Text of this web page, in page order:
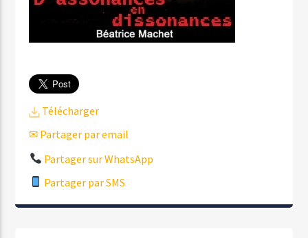
Télécharger
✉ Partager par email
Partager sur WhatsApp
Partager par SMS